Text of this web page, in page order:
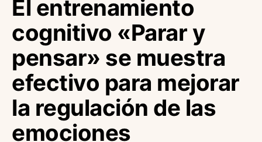
El entrenamiento
cognitivo «Parar y
pensar» se muestra
efectivo para mejorar
la regulación de las
emociones